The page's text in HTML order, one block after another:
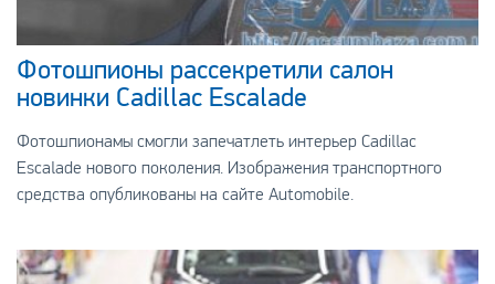
Фотошпионы рассекретили салон
новинки Cadillac Escalade
Фотошпионамы смогли запечатлеть интерьер Cadillac
Escalade нового поколения. Изображения транспортного
средства опубликованы на сайте Automobile.